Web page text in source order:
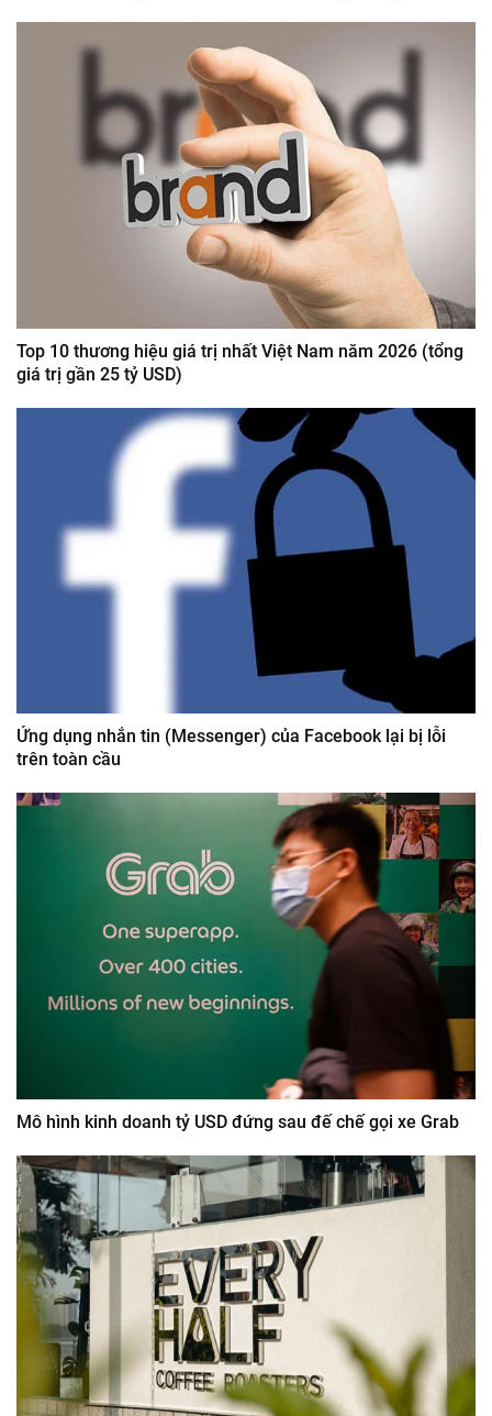
Top 10 thương hiệu giá trị nhất Việt Nam năm 2026 (tổng
giá trị gần 25 tỷ USD)
Ứng dụng nhắn tin (Messenger) của Facebook lại bị lỗi
trên toàn cầu
Mô hình kinh doanh tỷ USD đứng sau đế chế gọi xe Grab